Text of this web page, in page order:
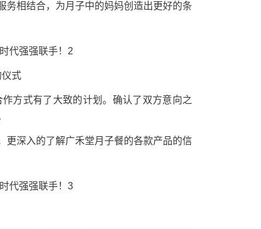
务相结合，为月子中的妈妈创造出更好的条
式
方式有了大致的计划。确认了双方意向之
更深入的了解广禾堂月子餐的各款产品的信